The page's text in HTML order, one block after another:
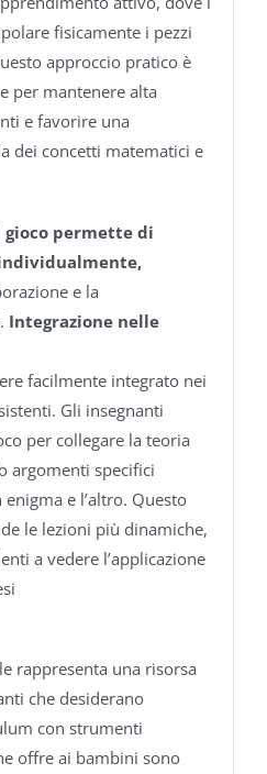
fisicamente i pezzi
approccio pratico è
per mantenere alta
e favorire una
dei concetti matematici e
permette di
e la
Integrazione nelle
facilmente integrato nei
Gli insegnanti
per collegare la teoria
argomenti specifici
e l’altro. Questo
le lezioni più dinamiche,
a vedere l’applicazione
rappresenta una risorsa
che desiderano
con strumenti
offre ai bambini sono